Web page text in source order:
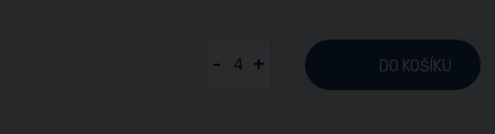
- + DO KOŠÍKU